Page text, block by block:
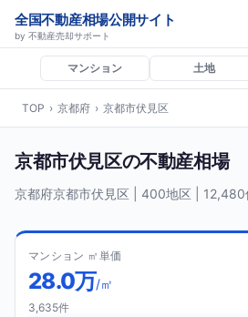
全国不動産相場公開サイト
by 不動産売却サポート
マンション 土地
TOP › 京都府 › 京都市伏見区
京都市伏見区の不動産相場
京都府京都市伏見区 | 400地区 | 12,480
マンション ㎡単価
28.0万/㎡
3,635件